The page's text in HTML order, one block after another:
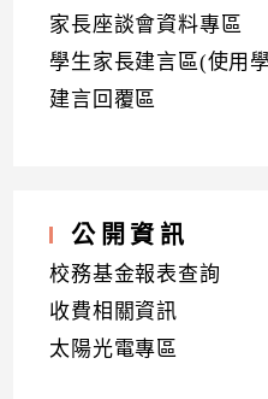
家長座談會資料專區
學生家長建言區(使用
建言回覆區
公開資訊
校務基金報表查詢
收費相關資訊
太陽光電專區